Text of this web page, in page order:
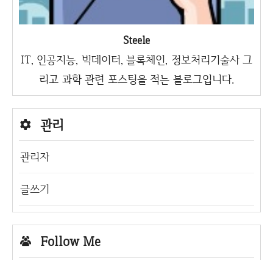
Steele
IT, 인공지능, 빅데이터, 블록체인, 정보처리기술사 그
리고 과학 관련 포스팅을 적는 블로그입니다.
관리
관리자
글쓰기
Follow Me